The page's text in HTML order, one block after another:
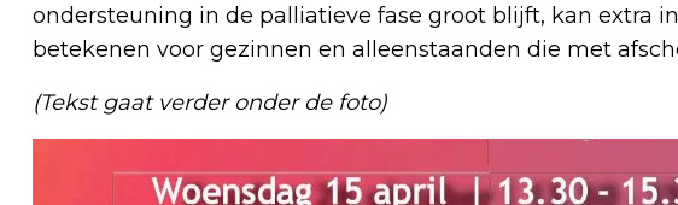
ondersteuning in de palliatieve fase groot blijft, kan extra
betekenen voor gezinnen en alleenstaanden die met
(Tekst gaat verder onder de foto)